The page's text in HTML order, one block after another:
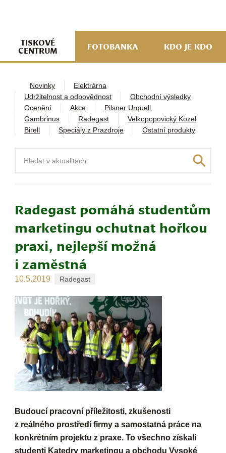
TISKOVÉ
CENTRUM FOTOBANKA KDO JE KDO
Novinky
Elektrárna
Udržitelnost a odpovědnost
Obchodní výsledky
Ocenění
Akce
Pilsner Urquell
Gambrinus
Radegast
Velkopopovický Kozel
Birell
Speciály z Prazdroje Ostatní produkty
Radegast pomáhá studentům
marketingu ochutnat hořkou
praxi, nejlepší možná
i zaměstná
10.5.2019 Radegast
Budoucí pracovní příležitosti, zkušenosti
z reálného prostředí firmy a samostatná práce na
konkrétním projektu z praxe. To všechno získali
studenti Katedry marketingu a obchodu Vysoké